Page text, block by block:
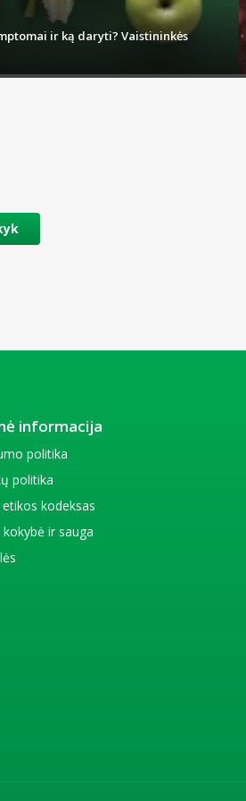
būdus – įmanomas ir tą pačią dieną.
ir ką daryti? Vaistininkės
informacija
politika
politika
kodeksas
kokybė ir sauga